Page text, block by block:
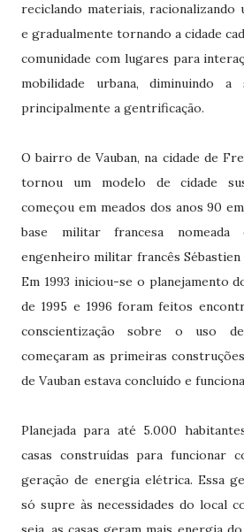
reciclando materiais, racionalizando
e gradualmente tornando a cidade
comunidade com lugares para
mobilidade urbana, diminuindo a
principalmente a gentrificação.
O bairro de Vauban, na cidade de
tornou um modelo de cidade
começou em meados dos anos 90
base militar francesa nomeada
engenheiro militar francês Sébastien
Em 1993 iniciou-se o planejamento
de 1995 e 1996 foram feitos
conscientização sobre o uso
começaram as primeiras
de Vauban estava concluído e
Planejada para até 5.000
casas construídas para funcionar
geração de energia elétrica. Essa
só supre às necessidades do local